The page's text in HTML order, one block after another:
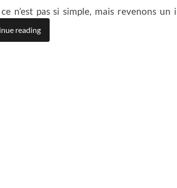
n’est pas si simple, mais revenons
reading